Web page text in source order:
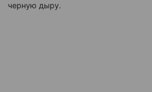
черную дыру.